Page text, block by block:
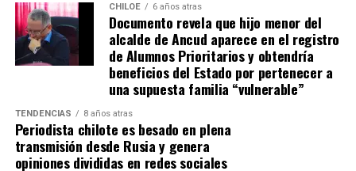
CHILOE 6 años atras
Documento revela que hijo menor del
alcalde de Ancud aparece en el registro
de Alumnos Prioritarios y obtendría
beneficios del Estado por pertenecer a
una supuesta familia “vulnerable”
TENDENCIAS 8 años atras
Periodista chilote es besado en plena
transmisión desde Rusia y genera
opiniones divididas en redes sociales